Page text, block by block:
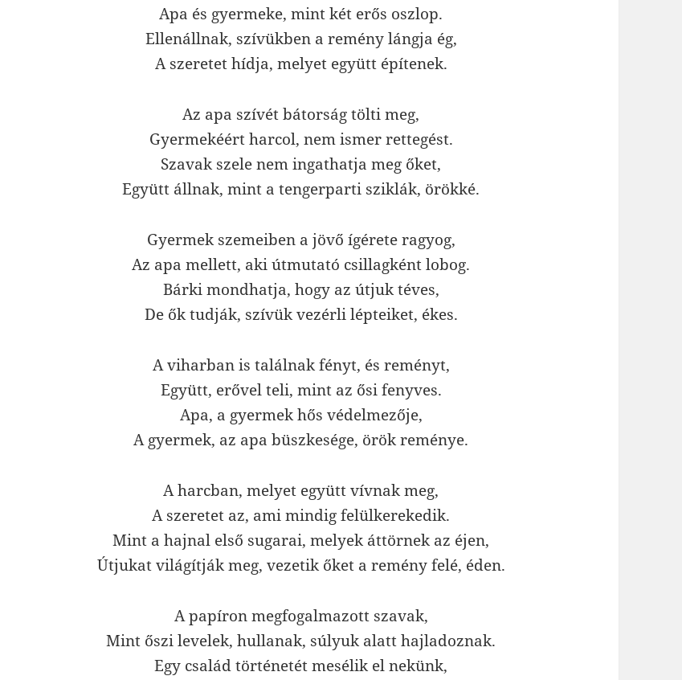
Apa és gyermeke, mint két erős oszlop.
Ellenállnak, szívükben a remény lángja ég,
A szeretet hídja, melyet együtt építenek.
Az apa szívét bátorság tölti meg,
Gyermekéért harcol, nem ismer rettegést.
Szavak szele nem ingathatja meg őket,
Együtt állnak, mint a tengerparti sziklák, örökké.
Gyermek szemeiben a jövő ígérete ragyog,
Az apa mellett, aki útmutató csillagként lobog.
Bárki mondhatja, hogy az útjuk téves,
De ők tudják, szívük vezérli lépteiket, ékes.
A viharban is találnak fényt, és reményt,
Együtt, erővel teli, mint az ősi fenyves.
Apa, a gyermek hős védelmezője,
A gyermek, az apa büszkesége, örök reménye.
A harcban, melyet együtt vívnak meg,
A szeretet az, ami mindig felülkerekedik.
Mint a hajnal első sugarai, melyek áttörnek az éjen,
Útjukat világítják meg, vezetik őket a remény felé, éden.
A papíron megfogalmazott szavak,
Mint őszi levelek, hullanak, súlyuk alatt hajladoznak.
Egy család történetét mesélik el nekünk,